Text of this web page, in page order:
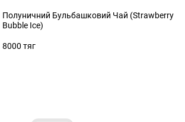
Полуничний Бульбашковий Чай (Strawberry
Bubble Ice)
8000 тяг